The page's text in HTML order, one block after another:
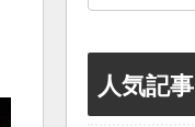
人気記事